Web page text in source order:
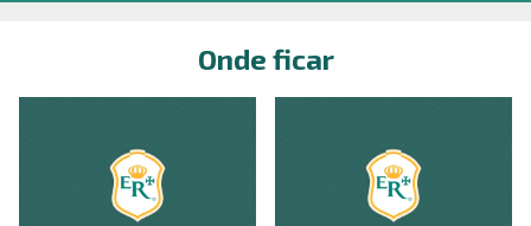
Onde ficar